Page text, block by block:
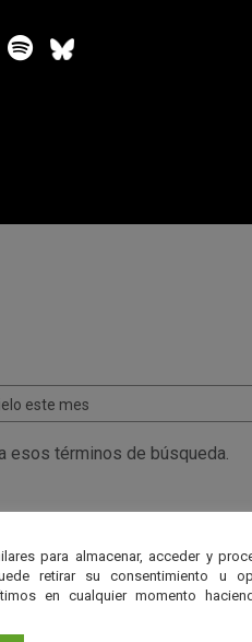
este mes
esos términos de búsqueda.
saber?
y nuestro equipo de
para almacenar, acceder y
retirar su consentimiento u
en cualquier momento